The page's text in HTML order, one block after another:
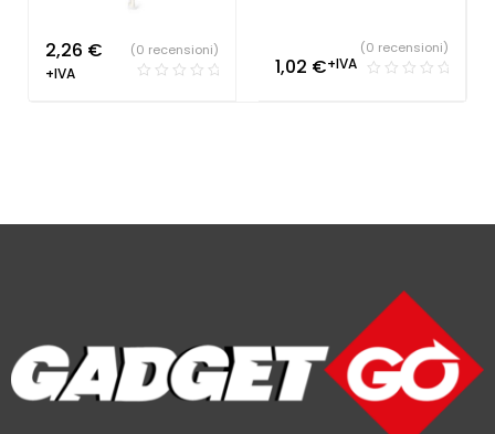
2,26 €
+IVA
(0 recensioni)
1,02 €+IVA
(0 recensioni)